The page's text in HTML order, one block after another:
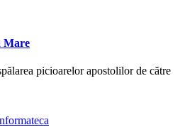
Mare
picioarelor apostolilor de către